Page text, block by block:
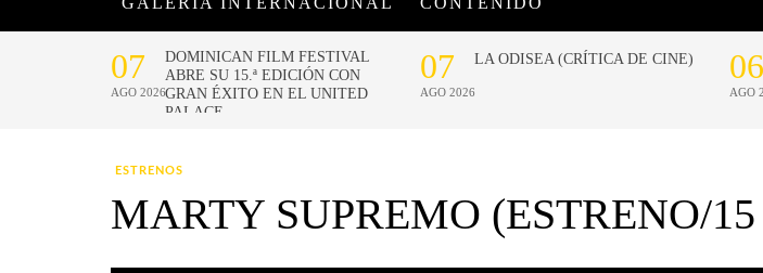
ESTRENOS
MARTY SUPREMO (ESTRENO/